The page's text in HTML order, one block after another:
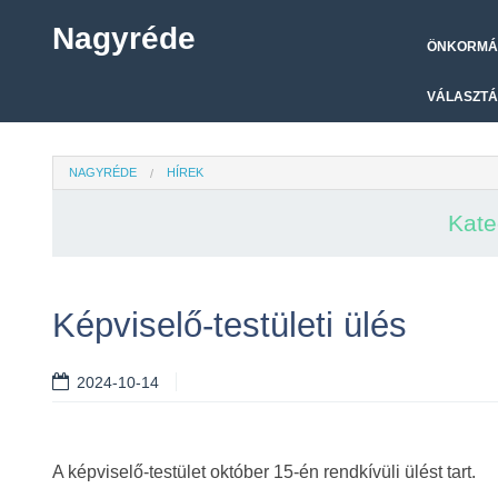
Nagyréde
NAGYRÉDE HÍREK
Képviselő-testületi ülés
2024-10-14
A képviselő-testület október 15-én rendkívüli ülést tart.